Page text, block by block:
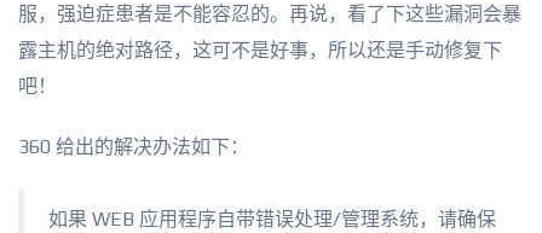
服，强迫症患者是不能容忍的。再说，看了下这些漏洞会暴
露主机的绝对路径，这可不是好事，所以还是手动修复下
吧！
360 给出的解决办法如下：
如果 WEB 应用程序自带错误处理/管理系统，请确保